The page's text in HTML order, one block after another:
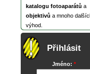
katalogu fotoaparátů a
objektivů a mnoho
výhod.
Přihlásit
Jméno: *